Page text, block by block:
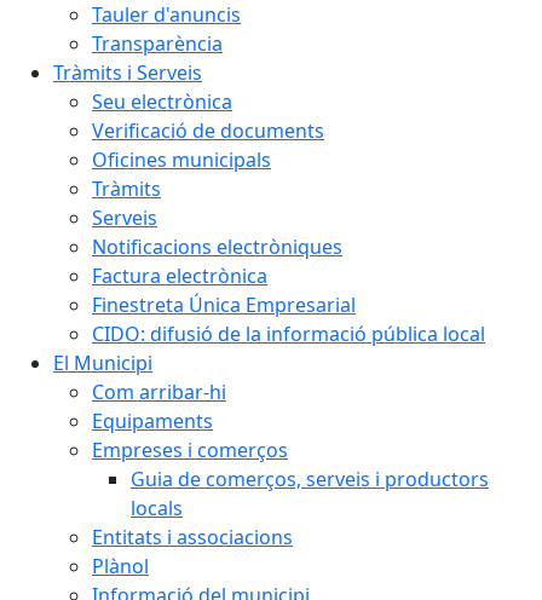
Tauler d'anuncis
Transparència
Tràmits i Serveis
Seu electrònica
Verificació de documents
Oficines municipals
Tràmits
Serveis
Notificacions electròniques
Factura electrònica
Finestreta Única Empresarial
CIDO: difusió de la informació pública local
El Municipi
Com arribar-hi
Equipaments
Empreses i comerços
Guia de comerços, serveis i productors
locals
Entitats i associacions
Plànol